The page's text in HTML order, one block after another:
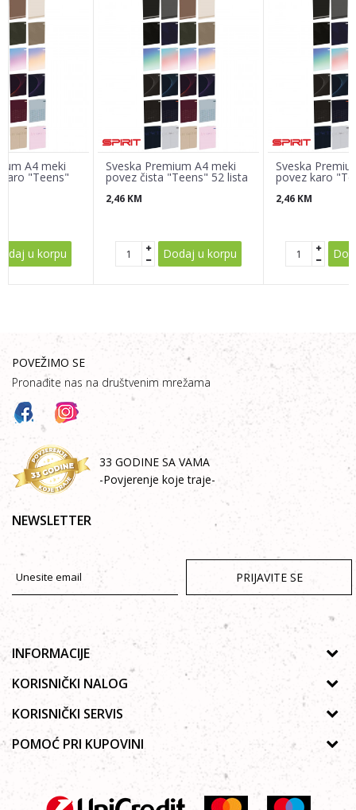
Poruka
A4 meki
"Teens"
u korpu
Sveska Premium A4 meki
povez čista "Teens" 52 lista
2,46 KM
Dodaj u korpu
Sveska
povez karo
2,46 KM
POVEŽIMO SE
Pronađite nas na društvenim mrežama
33 GODINE SA VAMA
-Povjerenje koje traje-
NEWSLETTER
PRIJAVITE SE
INFORMACIJE
O nama
Galerija
Saradnja
KORISNIČKI NALOG
Uputstvo za registraciju
Zaboravljena lozinka
Poručivanje
KORISNIČKI SERVIS
Politika privatnosti
Autorska prava
Uslovi korišćenja
Uslovi isporuke
POMOĆ PRI KUPOVINI
Kako kupiti online?
Najčešća pitanja